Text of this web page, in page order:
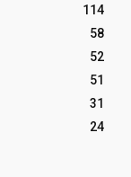
114
58
52
51
31
24